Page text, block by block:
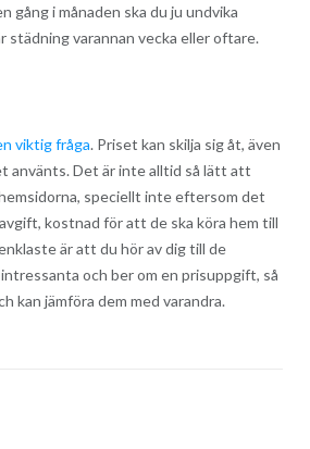
gång i månaden ska du ju undvika
städning varannan vecka eller oftare.
viktig fråga. Priset kan skilja sig åt, även
använts. Det är inte alltid så lätt att
speciellt inte eftersom det
kostnad för att de ska köra hem till
är att du hör av dig till de
och ber om en prisuppgift, så
kan jämföra dem med varandra.